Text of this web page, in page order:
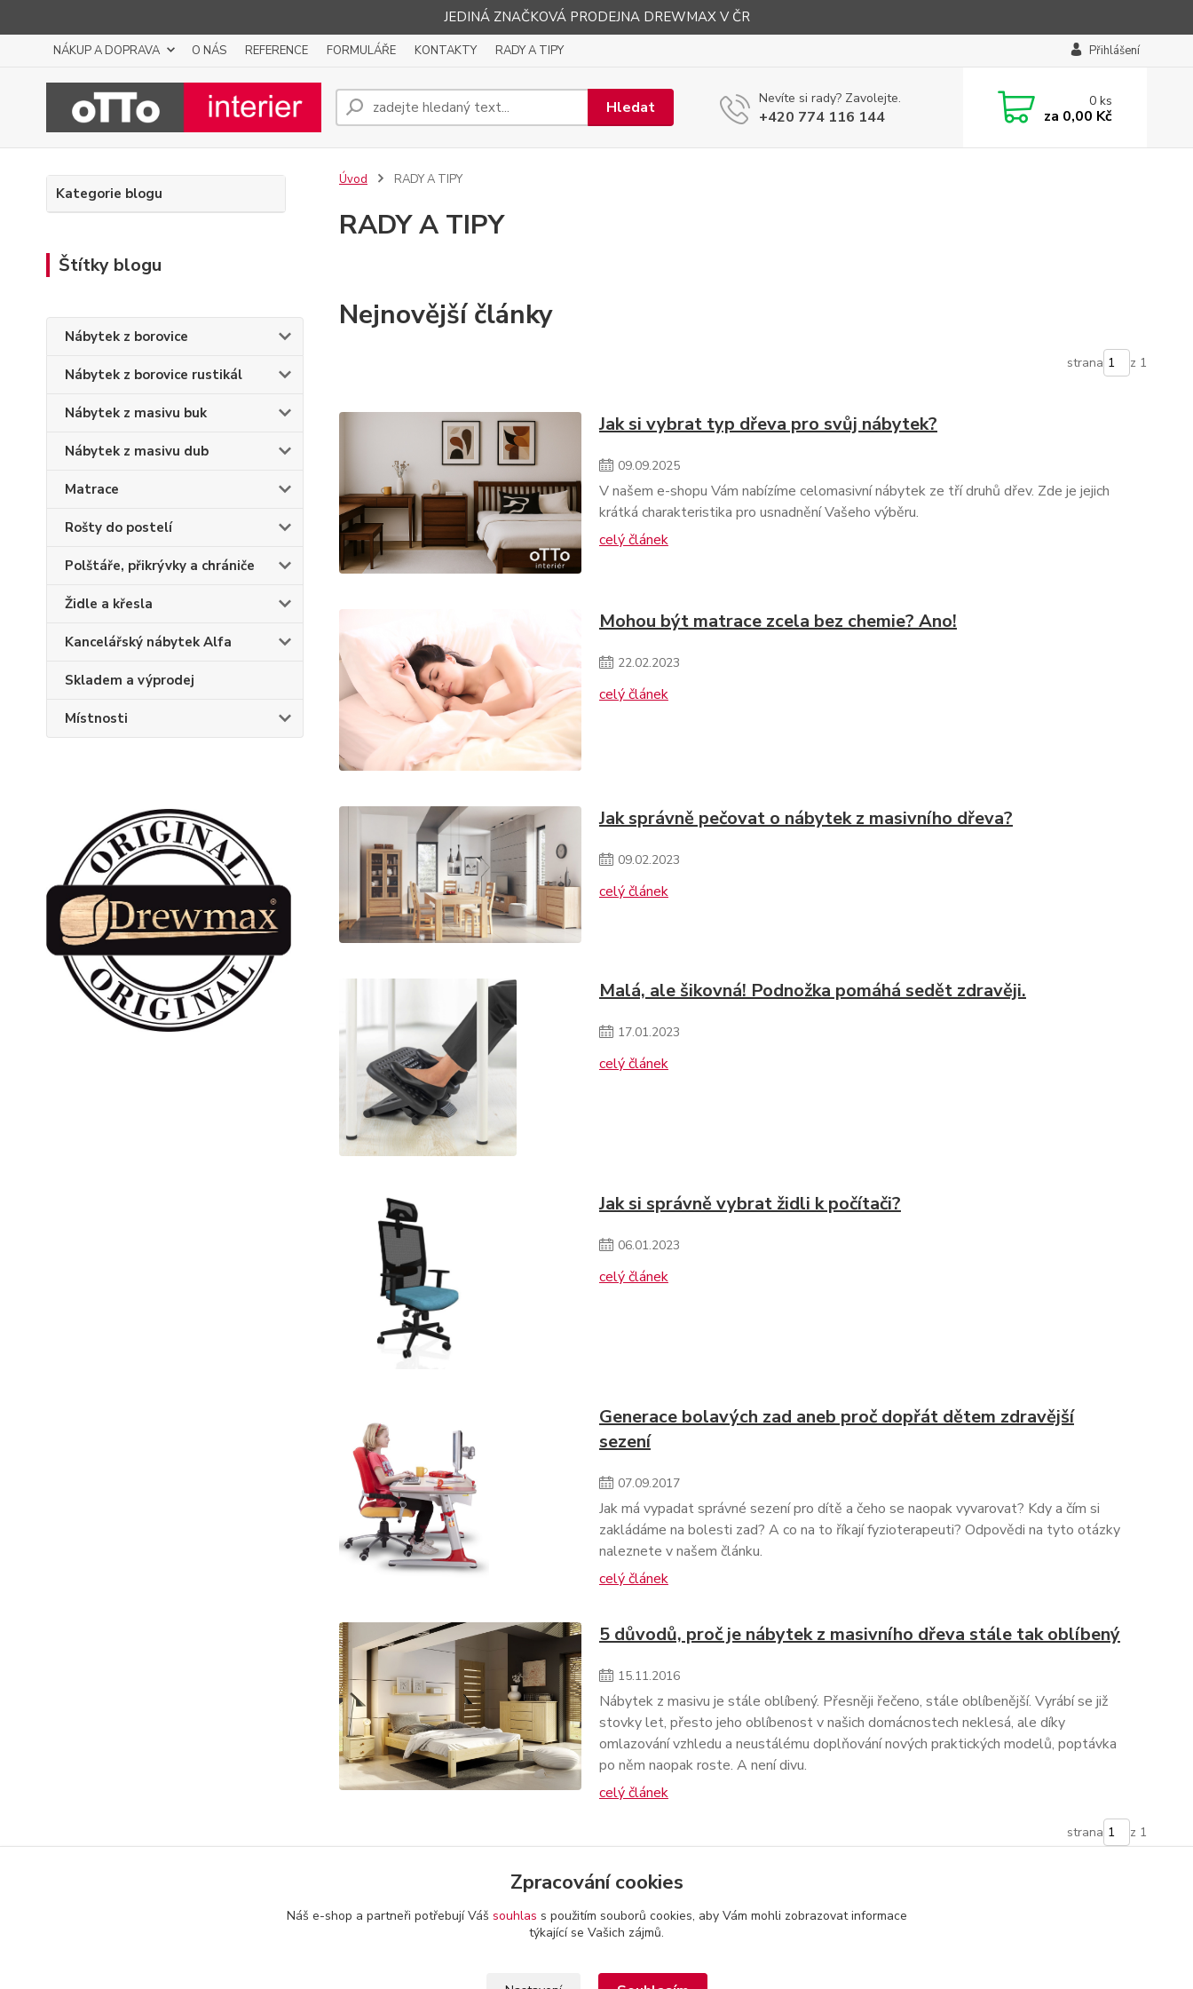
JEDINÁ ZNAČKOVÁ PRODEJNA DREWMAX V ČR
NÁKUP A DOPRAVA O NÁS REFERENCE FORMULÁŘE KONTAKTY RADY A TIPY Přihlášení
Hledat Nevíte si rady? Zavolejte.
+420 774 116 144
0ks
za 0,00 Kč
Kategorie blogu
Štítky blogu
Nábytek z borovice
Nábytek z borovice rustikál
Nábytek z masivu buk
Nábytek z masivu dub
Matrace
Rošty do postelí
Polštáře, přikrývky a chrániče
Židle a křesla
Kancelářský nábytek Alfa
Skladem a výprodej
Místnosti
Úvod RADY A TIPY
RADY A TIPY
Nejnovější články
strana z 1
Jak si vybrat typ dřeva pro svůj nábytek?
09.09.2025
V našem e-shopu Vám nabízíme celomasivní nábytek ze tří druhů dřev. Zde je jejich
krátká charakteristika pro usnadnění Vašeho výběru.
celý článek
Mohou být matrace zcela bez chemie? Ano!
22.02.2023
celý článek
Jak správně pečovat o nábytek z masivního dřeva?
09.02.2023
celý článek
Malá, ale šikovná! Podnožka pomáhá sedět zdravěji.
17.01.2023
celý článek
Jak si správně vybrat židli k počítači?
06.01.2023
celý článek
Generace bolavých zad aneb proč dopřát dětem zdravější
sezení
07.09.2017
Jak má vypadat správné sezení pro dítě a čeho se naopak vyvarovat? Kdy a čím si
zakládáme na bolesti zad? A co na to říkají fyzioterapeuti? Odpovědi na tyto otázky
naleznete v našem článku.
celý článek
5 důvodů, proč je nábytek z masivního dřeva stále tak oblíbený
15.11.2016
Nábytek z masivu je stále oblíbený. Přesněji řečeno, stále oblíbenější. Vyrábí se již
stovky let, přesto jeho oblíbenost v našich domácnostech neklesá, ale díky
omlazování vzhledu a neustálému doplňování nových praktických modelů, poptávka
po něm naopak roste. A není divu.
celý článek
strana z 1
Obchodní podmínky-Reklamační řád
Zpracování cookies
Náš e-shop a partneři potřebují Váš souhlas s použitím souborů cookies, aby Vám mohli zobrazovat informace
týkající se Vašich zájmů.